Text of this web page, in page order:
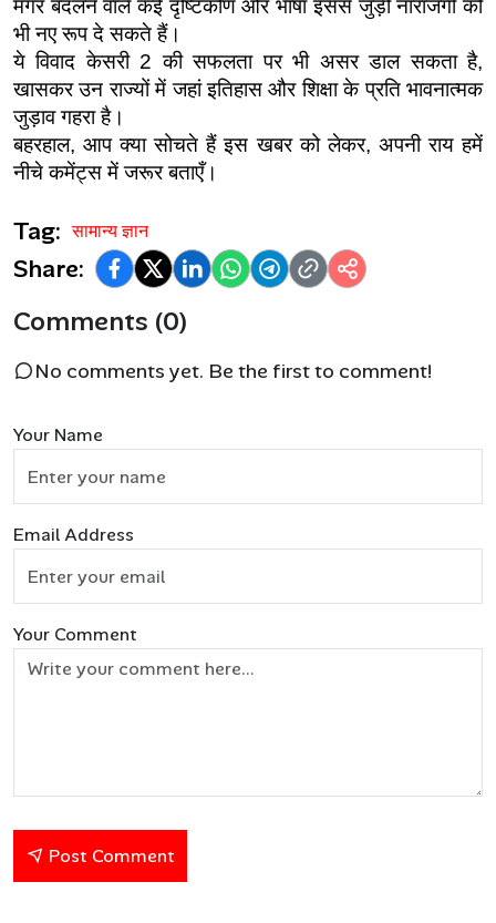
मगर बदलने वाले कई दृष्टिकोण और भाषा इससे जुड़ी नाराजगी को
भी नए रूप दे सकते हैं।
ये विवाद केसरी 2 की सफलता पर भी असर डाल सकता है,
खासकर उन राज्यों में जहां इतिहास और शिक्षा के प्रति भावनात्मक
जुड़ाव गहरा है।
बहरहाल, आप क्या सोचते हैं इस खबर को लेकर, अपनी राय हमें
नीचे कमेंट्स में जरूर बताएँ।
Tag: सामान्य ज्ञान
Share:
Comments (0)
No comments yet. Be the first to comment!
Your Name
Email Address
Your Comment
Post Comment